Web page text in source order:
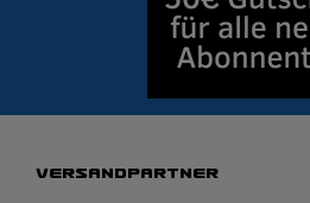
VERSANDPARTNER